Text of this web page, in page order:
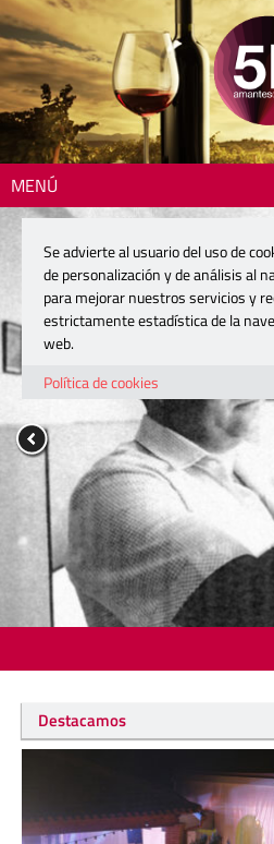
MENÚ
Destacamos
Se advierte al usuario del uso de
de personalización y de análisis al
para mejorar nuestros servicios y
estrictamente estadística de la
web.
Política de cookies